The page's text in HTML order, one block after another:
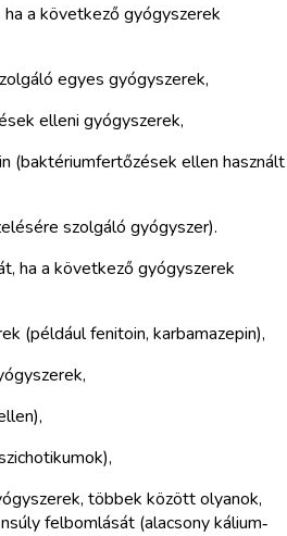
a következő gyógyszerek
egyes gyógyszerek,
elleni gyógyszerek,
(baktériumfertőzések ellen használt
szolgáló gyógyszer).
ha a következő gyógyszerek
(például fenitoin, karbamazepin),
többek között olyanok,
felbomlását (alacsony kálium‑